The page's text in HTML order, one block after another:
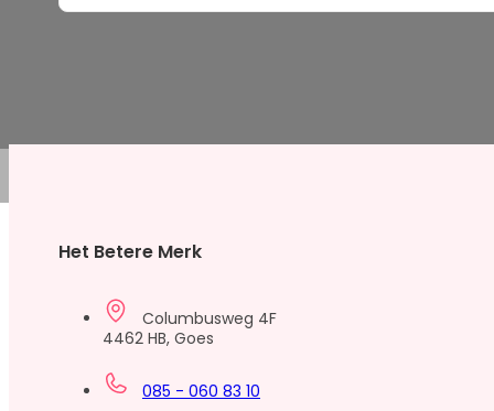
Het Betere Merk
Columbusweg 4F
4462 HB, Goes
085 - 060 83 10